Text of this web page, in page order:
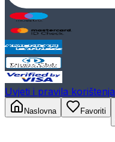
Uvjeti i pravila korištenja
Naslovna
Favoriti